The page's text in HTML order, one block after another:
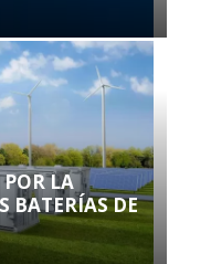
POR LA
BATERÍAS DE